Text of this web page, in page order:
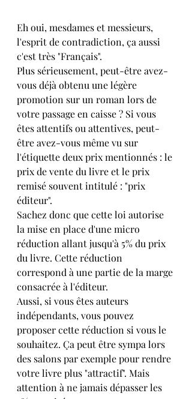
Eh oui, mesdames et messieurs,
l'esprit de contradiction, ça aussi
c'est très "Français".
Plus sérieusement, peut-être avez-
vous déjà obtenu une légère
promotion sur un roman lors de
votre passage en caisse ? Si vous
êtes attentifs ou attentives, peut-
être avez-vous même vu sur
l'étiquette deux prix mentionnés : le
prix de vente du livre et le prix
remisé souvent intitulé : "prix
éditeur".
Sachez donc que cette loi autorise
la mise en place d'une micro
réduction allant jusqu'à 5% du prix
du livre. Cette réduction
correspond à une partie de la marge
consacrée à l'éditeur.
Aussi, si vous êtes auteurs
indépendants, vous pouvez
proposer cette réduction si vous le
souhaitez. Ça peut être sympa lors
des salons par exemple pour rendre
votre livre plus "attractif". Mais
attention à ne jamais dépasser les